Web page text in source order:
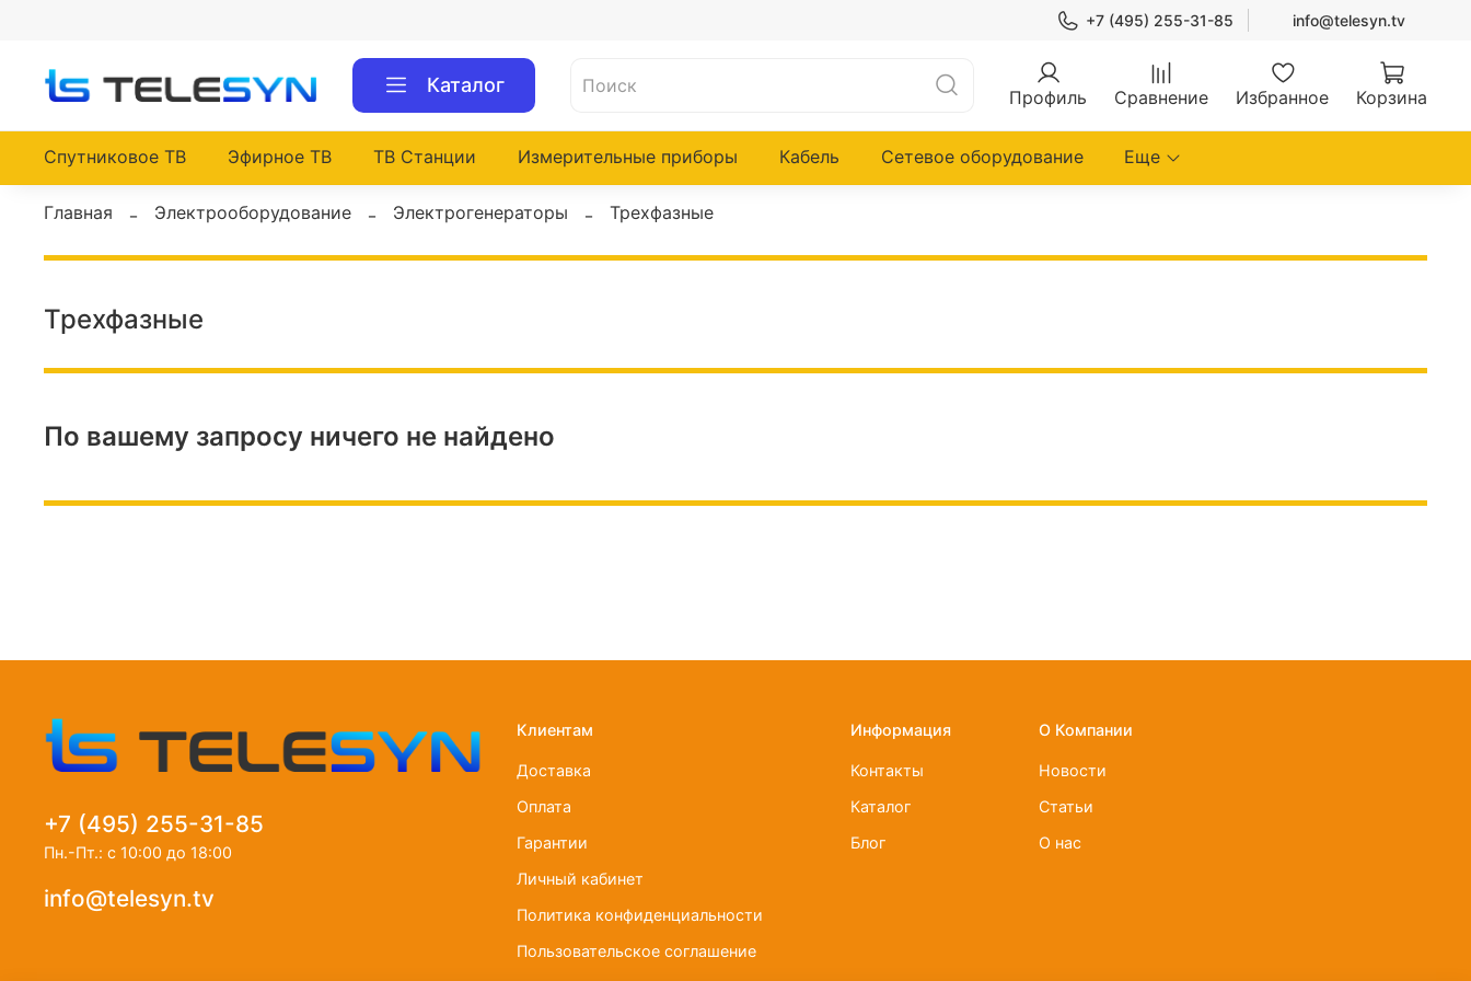
+7 (495) 255-31-85 info@telesyn.tv
Каталог
Профиль Сравнение Избранное Корзина
Спутниковое ТВ Эфирное ТВ ТВ Станции Измерительные приборы Кабель Сетевое оборудование Еще
Главная Электрооборудование Электрогенераторы Трехфазные
Трехфазные
По вашему запросу ничего не найдено
Клиентам
Доставка
Оплата
Гарантии
Личный кабинет
Политика конфиденциальности
Пользовательское соглашение
Информация
Контакты
Каталог
Блог
О Компании
Новости
Статьи
О нас
+7 (495) 255-31-85
Пн.-Пт.: с 10:00 до 18:00
info@telesyn.tv